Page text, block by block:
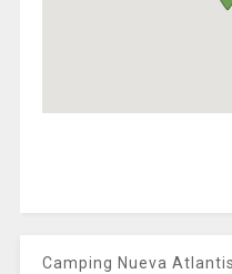
Camping Nueva